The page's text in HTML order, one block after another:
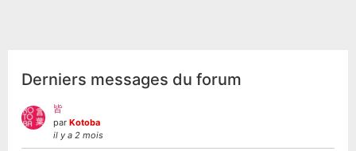
Derniers messages du forum
皆
par Kotoba
il y a 2 mois